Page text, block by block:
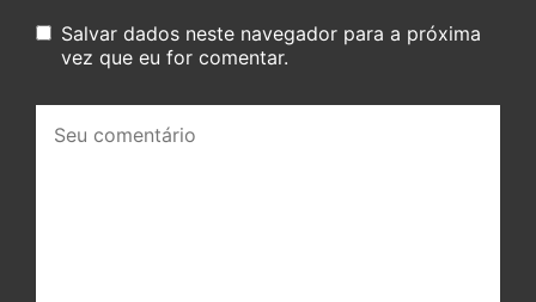
Salvar dados neste navegador para a próxima
vez que eu for comentar.
comentário: